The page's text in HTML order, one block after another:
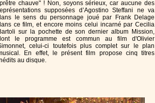
chauve" ! Non, soyons sérieux, car aucune des
supposées d’Agostino Steffani ne va
le sens du personnage joué par Frank Delage
ce film, et encore moins celui incarné par Cecilia
sur la pochette de son dernier album Mission,
le programme est commun au film d'Olivier
celui-ci toutefois plus complet sur le plan
En effet, le présent film propose cinq titres
au disque.